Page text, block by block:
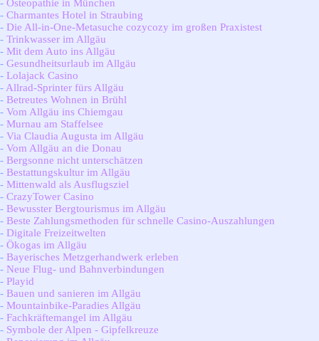
- Osteopathie in München
- Charmantes Hotel in Straubing
- Die All-in-One-Metasuche cozycozy im großen Praxistest
- Trinkwasser im Allgäu
- Mit dem Auto ins Allgäu
- Gesundheitsurlaub im Allgäu
- Lolajack Casino
- Allrad-Sprinter fürs Allgäu
- Betreutes Wohnen in Brühl
- Vom Allgäu ins Chiemgau
- Murnau am Staffelsee
- Via Claudia Augusta im Allgäu
- Vom Allgäu an die Donau
- Bergsonne nicht unterschätzen
- Bestattungskultur im Allgäu
- Mittenwald als Ausflugsziel
- CrazyTower Casino
- Bewusster Bergtourismus im Allgäu
- Beste Zahlungsmethoden für schnelle Casino-Auszahlungen
- Digitale Freizeitwelten
- Ökogas im Allgäu
- Bayerisches Metzgerhandwerk erleben
- Neue Flug- und Bahnverbindungen
- Playid
- Bauen und sanieren im Allgäu
- Mountainbike-Paradies Allgäu
- Fachkräftemangel im Allgäu
- Symbole der Alpen - Gipfelkreuze